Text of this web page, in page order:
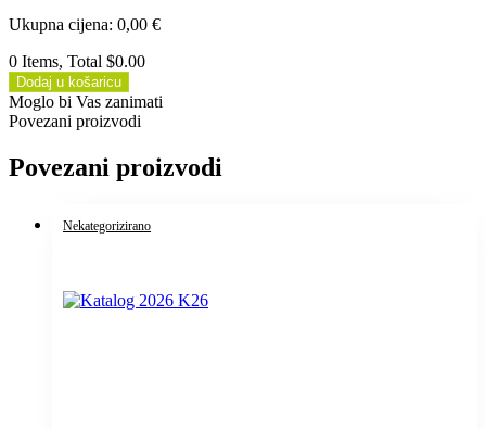
Ukupna cijena: 0,00 €
0 Items, Total $0.00
Dodaj u košaricu
Moglo bi Vas zanimati
Povezani proizvodi
Povezani proizvodi
Nekategorizirano